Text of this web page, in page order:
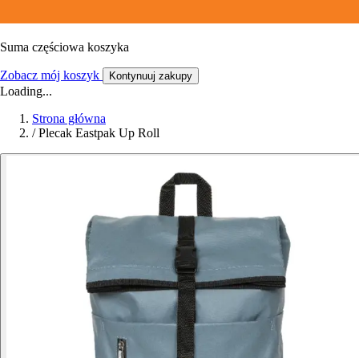
Suma częściowa koszyka
Zobacz mój koszyk Kontynuuj zakupy
Loading...
Strona główna
/ Plecak Eastpak Up Roll